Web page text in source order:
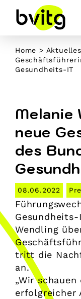
content
Home > Aktuelles
Gesundheits-IT
Melanie
neue
des
08.06.2022
Wendling
tritt die
an.
„Wir
erfolgreicher